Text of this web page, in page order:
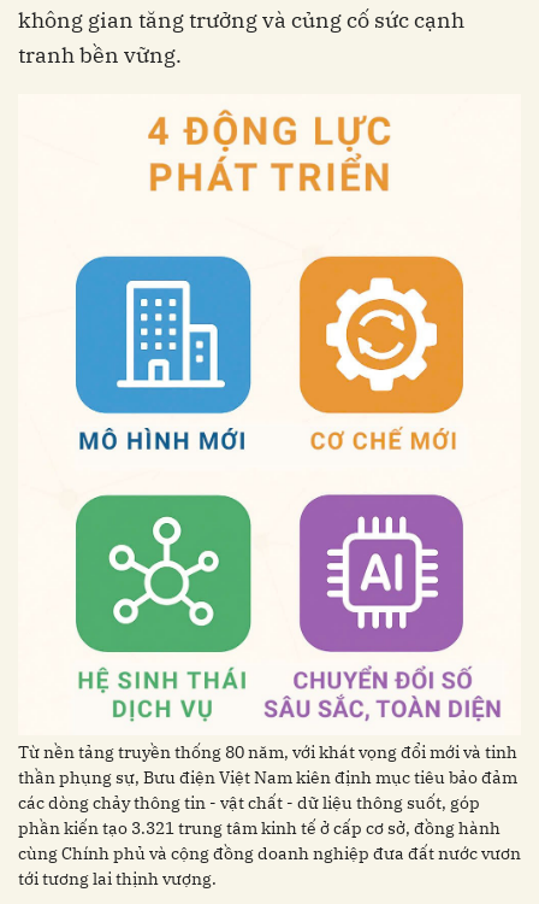
không gian tăng trưởng và củng cố sức cạnh
tranh bền vững.
Từ nền tảng truyền thống 80 năm, với khát vọng đổi mới và tinh
thần phụng sự, Bưu điện Việt Nam kiên định mục tiêu bảo đảm
các dòng chảy thông tin - vật chất - dữ liệu thông suốt, góp
phần kiến tạo 3.321 trung tâm kinh tế ở cấp cơ sở, đồng hành
cùng Chính phủ và cộng đồng doanh nghiệp đưa đất nước vươn
tới tương lai thịnh vượng.